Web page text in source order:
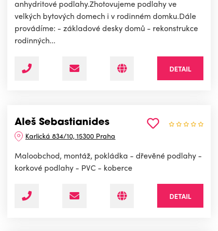
anhydritové podlahy.Zhotovujeme podlahy ve
velkých bytových domech i v rodinném domku.Dále
provádíme: - základové desky domů - rekonstrukce
rodinných...
DETAIL
Aleš Sebastianides
Karlická 834/10, 15300 Praha
Maloobchod, montáž, pokládka - dřevěné podlahy -
korkové podlahy - PVC - koberce
DETAIL